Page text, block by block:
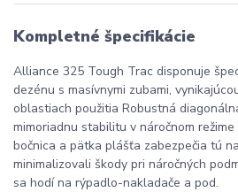
Kompletné špecifikácie
Alliance 325 Tough Trac disponuje
dezénu s masívnymi zubami,
oblastiach použitia Robustná
mimoriadnu stabilitu v náročnom
bočnica a pätka plášťa zabezpečia tú
minimalizovali škody pri náročných
sa hodí na rýpadlo-nakladače a pod.